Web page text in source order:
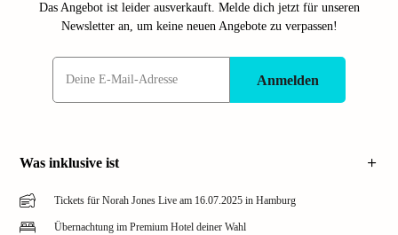
Das Angebot ist leider ausverkauft. Melde dich jetzt für unseren
Newsletter an, um keine neuen Angebote zu verpassen!
Anmelden
Was inklusive ist
Tickets für Norah Jones Live am 16.07.2025 in Hamburg
Übernachtung im Premium Hotel deiner Wahl